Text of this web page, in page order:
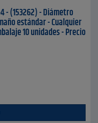
4 - (153262) - Diámetro
estándar - Cualquier
10 unidades - Precio